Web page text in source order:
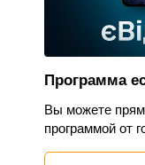
Программа
Вы можете
программой от